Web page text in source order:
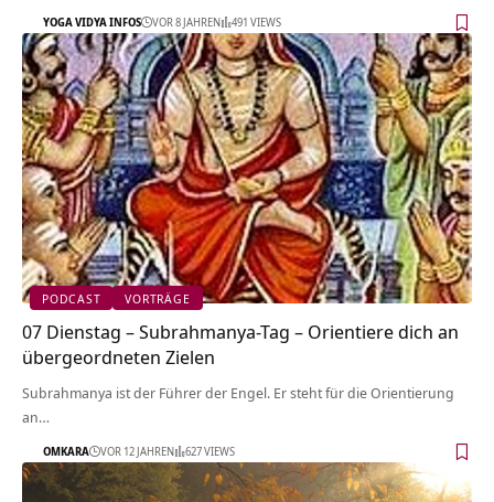
YOGA VIDYA INFOS VOR 8 JAHREN 491 VIEWS
PODCAST VORTRÄGE
07 Dienstag – Subrahmanya-Tag – Orientiere dich an
übergeordneten Zielen
Subrahmanya ist der Führer der Engel. Er steht für die Orientierung
an…
OMKARA VOR 12 JAHREN 627 VIEWS